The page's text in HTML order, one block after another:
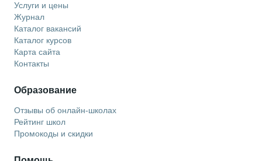
Услуги и цены
Журнал
Каталог вакансий
Каталог курсов
Карта сайта
Контакты
Образование
Отзывы об онлайн-школах
Рейтинг школ
Промокоды и скидки